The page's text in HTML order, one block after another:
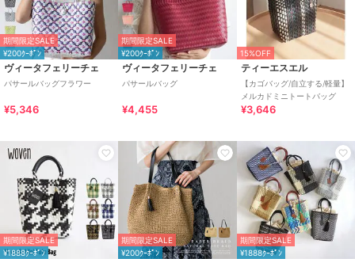
期間限定SALE
¥200ｸｰﾎﾟﾝ
ヴィータフェリーチェ
パサールバッグフラワー
¥5,346
期間限定SALE
¥200ｸｰﾎﾟﾝ
ヴィータフェリーチェ
パサールバッグ
¥4,455
15%OFF
ティーエスエル
【カゴバッグ/自立する/軽量】
メルカドミニトートバッグ
¥3,646
期間限定SALE
¥1888ｸｰﾎﾟﾝ
期間限定SALE
¥200ｸｰﾎﾟﾝ
期間限定SALE
¥1888ｸｰﾎﾟﾝ